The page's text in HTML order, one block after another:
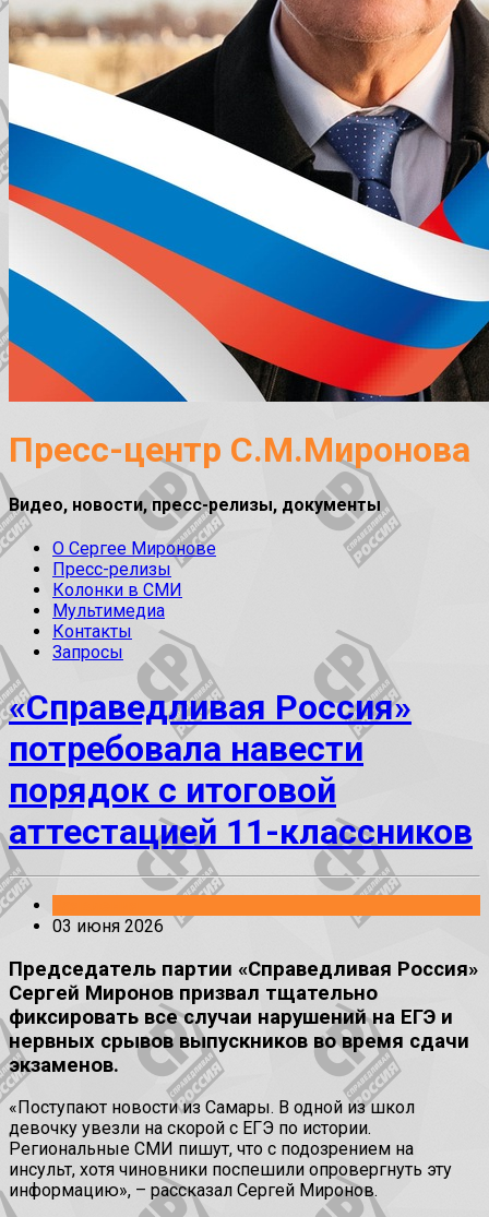
Пресс-центр С.М.Миронова
Видео, новости, пресс-релизы, документы
О Сергее Миронове
Пресс-релизы
Колонки в СМИ
Мультимедиа
Контакты
Запросы
«Справедливая Россия»
потребовала навести
порядок с итоговой
аттестацией 11-классников
03 июня 2026
Председатель партии «Справедливая Россия»
Сергей Миронов призвал тщательно
фиксировать все случаи нарушений на ЕГЭ и
нервных срывов выпускников во время сдачи
экзаменов.
«Поступают новости из Самары. В одной из школ
девочку увезли на скорой с ЕГЭ по истории.
Региональные СМИ пишут, что с подозрением на
инсульт, хотя чиновники поспешили опровергнуть эту
информацию», – рассказал Сергей Миронов.